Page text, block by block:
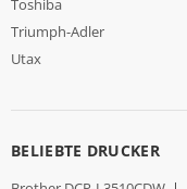
Toshiba
Triumph-Adler
Utax
BELIEBTE DRUCKER